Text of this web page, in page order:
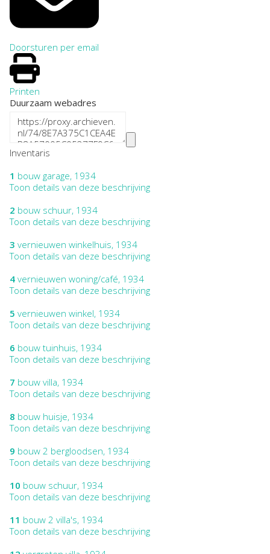
Doorsturen per email
Printen
Duurzaam webadres
Inventaris
1 bouw garage, 1934
Toon details van deze beschrijving
2 bouw schuur, 1934
Toon details van deze beschrijving
3 vernieuwen winkelhuis, 1934
Toon details van deze beschrijving
4 vernieuwen woning/café, 1934
Toon details van deze beschrijving
5 vernieuwen winkel, 1934
Toon details van deze beschrijving
6 bouw tuinhuis, 1934
Toon details van deze beschrijving
7 bouw villa, 1934
Toon details van deze beschrijving
8 bouw huisje, 1934
Toon details van deze beschrijving
9 bouw 2 bergloodsen, 1934
Toon details van deze beschrijving
10 bouw schuur, 1934
Toon details van deze beschrijving
11 bouw 2 villa's, 1934
Toon details van deze beschrijving